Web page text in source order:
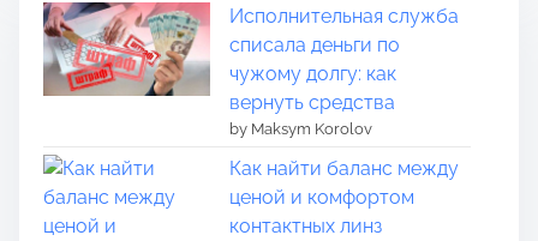
Исполнительная служба
списала деньги по
чужому долгу: как
вернуть средства
by Maksym Korolov
Как найти баланс между
ценой и комфортом
контактных линз